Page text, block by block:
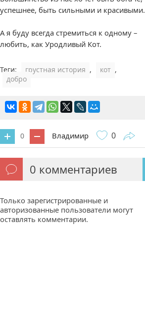
успешнее, быть сильными и красивыми.
А я буду всегда стремиться к одному –
любить, как Уродливый Кот.
Теги: грустная история , кот ,
добро
0 Владимир 0
0 комментариев
Только зарегистрированные и
авторизованные пользователи могут
оставлять комментарии.